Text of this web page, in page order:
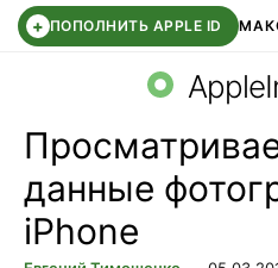
+ ПОПОЛНИТЬ APPLE ID
СБЕР КИДС ВТБ
данные
iPhone